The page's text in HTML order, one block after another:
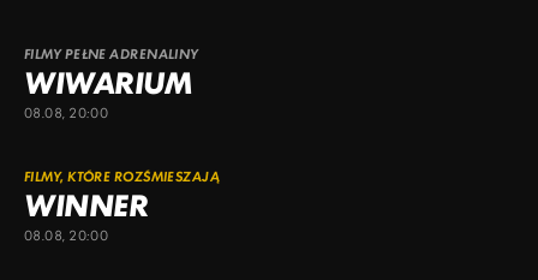
FILMY PEŁNE ADRENALINY
WIWARIUM
08.08, 20:00
FILMY, KTÓRE ROZŚMIESZAJĄ
WINNER
08.08, 20:00